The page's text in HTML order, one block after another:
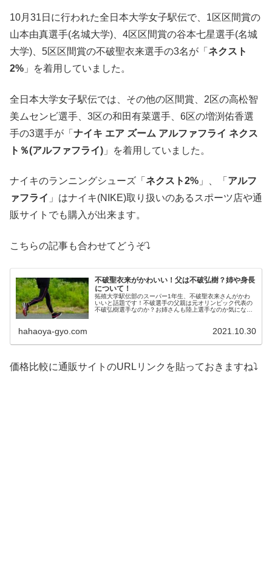
10月31日に行われた全日本大学女子駅伝で、1区区間賞の
山本由真選手(名城大学)、4区区間賞の谷本七星選手(名城
大学)、5区区間賞の不破聖衣来選手の3名が「 ネクスト
2% 」を着用していました。
全日本大学女子駅伝では、その他の区間賞、2区の高松智
美ムセンビ選手、3区の和田有菜選手、6区の増渕佑香選
手の3選手が「 ナイキ エア ズーム アルファフライ ネクス
ト％(アルファフライ) 」を着用していました。
ナイキのランニングシューズ「 ネクスト2% 」、「 アルフ
ァフライ 」はナイキ(NIKE)取り扱いのあるスポーツ店や通
販サイトでも購入が出来ます。
こちらの記事も合わせてどうぞ⤵
不破聖衣来がかわいい！父は不破弘樹？姉や身長
について！
拓殖大学駅伝部のスーパー1年生、不破聖衣来さんがかわ
いいと話題です！不破選手の父親は元オリンピック代表の
不破弘樹選手なのか？お姉さんも陸上選手なのか気になる
hahaoya-gyo.com 2021.10.30
価格比較に通販サイトのURLリンクを貼っておきますね⤵